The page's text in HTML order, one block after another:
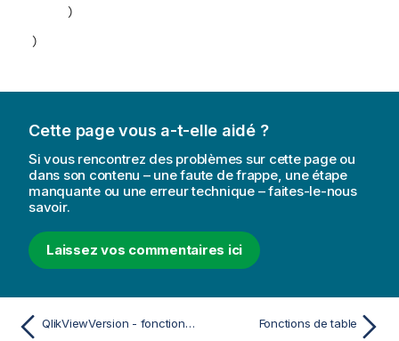
)
)
Cette page vous a-t-elle aidé ?
Si vous rencontrez des problèmes sur cette page ou
dans son contenu – une faute de frappe, une étape
manquante ou une erreur technique – faites-le-nous
savoir.
Laissez vos commentaires ici
QlikViewVersion - fonction de script et fonction de graphique Fonctions de table